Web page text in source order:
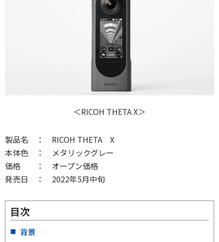
＜RICOH THETA X＞
製品名 ： RICOH THETA X
本体色 ： メタリックグレー
価格 ： オープン価格
発売日 ： 2022年5月中旬
目次
背景